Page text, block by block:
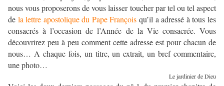
nous vous proposerons de vous laisser toucher par tel ou tel aspect
de la lettre apostolique du Pape François qu’il a adressé à tous les
consacrés à l’occasion de l’Année de la Vie consacrée. Vous
découvrirez peu à peu comment cette adresse est pour chacun de
nous… A chaque fois, un titre, un extrait, un bref commentaire,
une photo…
Le jardinier de Dieu